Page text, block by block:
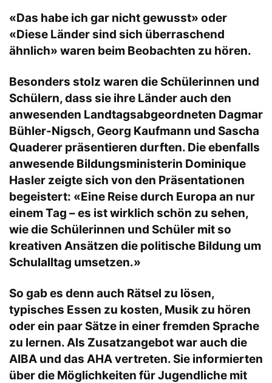
«Das habe ich gar nicht gewusst» oder
«Diese Länder sind sich überraschend
ähnlich» waren beim Beobachten zu hören.
Besonders stolz waren die Schülerinnen und
Schülern, dass sie ihre Länder auch den
anwesenden Landtagsabgeordneten Dagmar
Bühler-Nigsch, Georg Kaufmann und Sascha
Quaderer präsentieren durften. Die ebenfalls
anwesende Bildungsministerin Dominique
Hasler zeigte sich von den Präsentationen
begeistert: «Eine Reise durch Europa an nur
einem Tag – es ist wirklich schön zu sehen,
wie die Schülerinnen und Schüler mit so
kreativen Ansätzen die politische Bildung um
Schulalltag umsetzen.»
So gab es denn auch Rätsel zu lösen,
typisches Essen zu kosten, Musik zu hören
oder ein paar Sätze in einer fremden Sprache
zu lernen. Als Zusatzangebot war auch die
AIBA und das AHA vertreten. Sie informierten
über die Möglichkeiten für Jugendliche mit